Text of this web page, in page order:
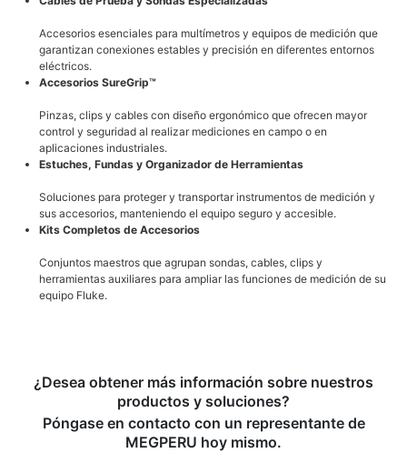
Accesorios esenciales para multímetros y equipos de medición que
garantizan conexiones estables y precisión en diferentes entornos
eléctricos.
Accesorios SureGrip™
Pinzas, clips y cables con diseño ergonómico que ofrecen mayor
control y seguridad al realizar mediciones en campo o en
aplicaciones industriales.
Estuches, Fundas y Organizador de Herramientas
Soluciones para proteger y transportar instrumentos de medición y
sus accesorios, manteniendo el equipo seguro y accesible.
Kits Completos de Accesorios
Conjuntos maestros que agrupan sondas, cables, clips y
herramientas auxiliares para ampliar las funciones de medición de su
equipo Fluke.
¿Desea obtener más información sobre nuestros
productos y soluciones?
Póngase en contacto con un representante de
MEGPERU hoy mismo.